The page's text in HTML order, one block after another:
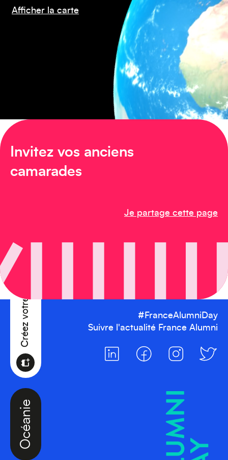
Afficher la carte
Invitez vos anciens
camarades
Je partage cette page
Océanie
Créez votre événement
Afrique
#FranceAlumniDay
Suivre l'actualité France Alumni